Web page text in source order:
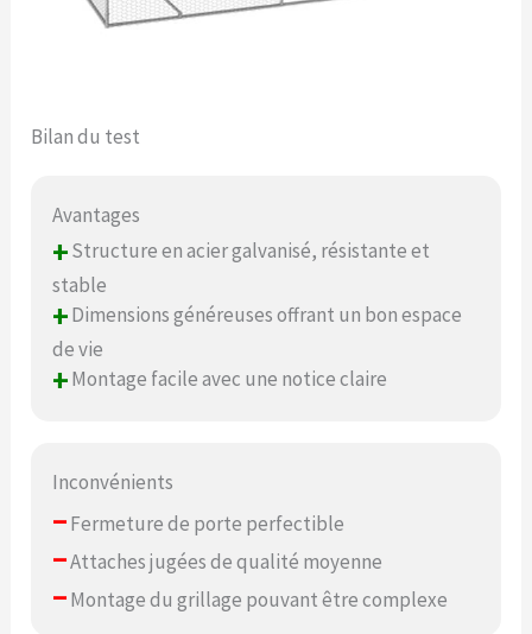
Bilan du test
Avantages
+Structure en acier galvanisé, résistante et
stable
+Dimensions généreuses offrant un bon espace
de vie
+Montage facile avec une notice claire
Inconvénients
–Fermeture de porte perfectible
–Attaches jugées de qualité moyenne
–Montage du grillage pouvant être complexe